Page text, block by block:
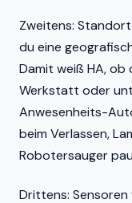
Zweitens:
du eine
Damit weiß HA, ob
Werkstatt oder
Anwesenheits-
beim Verlassen,
Robotersauger
Drittens: